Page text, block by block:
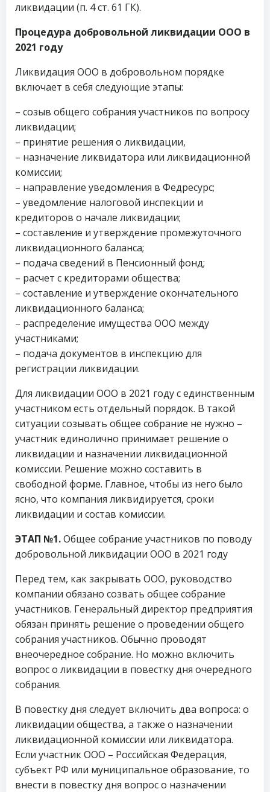
ликвидации (п. 4 ст. 61 ГК).
Процедура добровольной ликвидации ООО в
2021 году
Ликвидация ООО в добровольном порядке
включает в себя следующие этапы:
– созыв общего собрания участников по вопросу
ликвидации;
– принятие решения о ликвидации,
– назначение ликвидатора или ликвидационной
комиссии;
– направление уведомления в Федресурс;
– уведомление налоговой инспекции и
кредиторов о начале ликвидации;
– составление и утверждение промежуточного
ликвидационного баланса;
– подача сведений в Пенсионный фонд;
– расчет с кредиторами общества;
– составление и утверждение окончательного
ликвидационного баланса;
– распределение имущества ООО между
участниками;
– подача документов в инспекцию для
регистрации ликвидации.
Для ликвидации ООО в 2021 году с единственным
участником есть отдельный порядок. В такой
ситуации созывать общее собрание не нужно –
участник единолично принимает решение о
ликвидации и назначении ликвидационной
комиссии. Решение можно составить в
свободной форме. Главное, чтобы из него было
ясно, что компания ликвидируется, сроки
ликвидации и состав комиссии.
ЭТАП №1.Общее собрание участников по поводу
добровольной ликвидации ООО в 2021 году
Перед тем, как закрывать ООО, руководство
компании обязано созвать общее собрание
участников. Генеральный директор предприятия
обязан принять решение о проведении общего
собрания участников. Обычно проводят
внеочередное собрание. Но можно включить
вопрос о ликвидации в повестку дня очередного
собрания.
В повестку дня следует включить два вопроса: о
ликвидации общества, а также о назначении
ликвидационной комиссии или ликвидатора.
Если участник ООО – Российская Федерация,
субъект РФ или муниципальное образование, то
внести в повестку дня вопрос о назначении